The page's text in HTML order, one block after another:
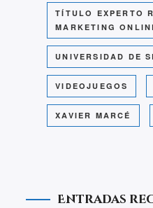
TÍTULO EXPERTO
MARKETING
UNIVERSIDAD DE
VIDEOJUEGOS
XAVIER MARCÉ
Entradas